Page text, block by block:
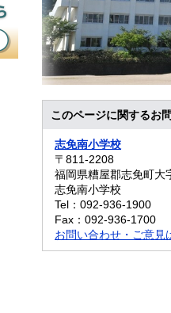
このページに関するお
志免南小学校
〒811-2208
福岡県糟屋郡志免町大
志免南小学校
Tel：092-936-1900
Fax：092-936-1700
お問い合わせ・ご意見